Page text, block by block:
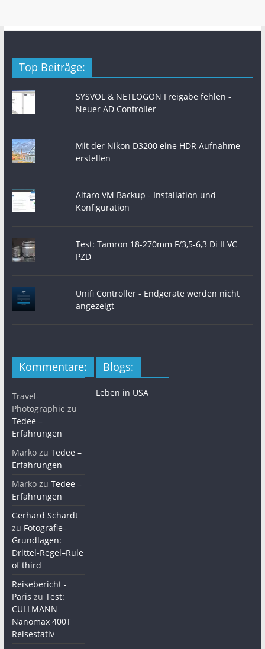
Top Beiträge:
SYSVOL & NETLOGON Freigabe fehlen -
Neuer AD Controller
Mit der Nikon D3200 eine HDR Aufnahme
erstellen
Altaro VM Backup - Installation und
Konfiguration
Test: Tamron 18-270mm F/3,5-6,3 Di II VC
PZD
Unifi Controller - Endgeräte werden nicht
angezeigt
Kommentare:
Travel-
Photographie zu
Tedee –
Erfahrungen
Markozu Tedee –
Erfahrungen
Markozu Tedee –
Erfahrungen
Gerhard Schardt
zu Fotografie–
Grundlagen:
Drittel-Regel–Rule
of third
Reisebericht -
Paris zu Test:
CULLMANN
Nanomax 400T
Reisestativ
Blogs:
Leben in USA